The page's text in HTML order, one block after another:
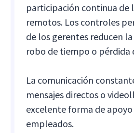
participación continua de
remotos. Los controles
de los gerentes reducen
robo de tiempo o pérdida
La comunicación
mensajes directos o
excelente forma de
empleados.